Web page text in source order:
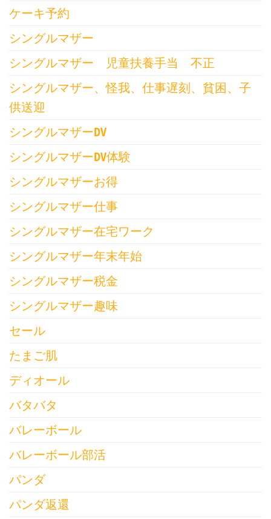
ケーキ予約
シングルマザー
シングルマザー 児童扶養手当 不正
シングルマザー、怪我、仕事遅刻、貧困、子
供送迎
シングルマザーDV
シングルマザーDV体験
シングルマザーお得
シングルマザー仕事
シングルマザー在宅ワーク
シングルマザー年末年始
シングルマザー税金
シングルマザー趣味
セール
たまご肌
ディオール
バタバタ
バレーボール
バレーボール部活
パンダ
パンダ返還